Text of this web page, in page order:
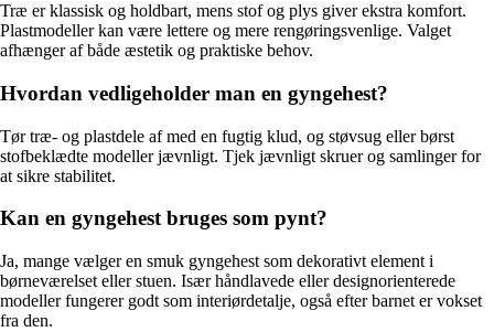
Træ er klassisk og holdbart, mens stof og plys giver ekstra komfort.
Plastmodeller kan være lettere og mere rengøringsvenlige. Valget
afhænger af både æstetik og praktiske behov.
Hvordan vedligeholder man en gyngehest?
Tør træ- og plastdele af med en fugtig klud, og støvsug eller børst
stofbeklædte modeller jævnligt. Tjek jævnligt skruer og samlinger for
at sikre stabilitet.
Kan en gyngehest bruges som pynt?
Ja, mange vælger en smuk gyngehest som dekorativt element i
børneværelset eller stuen. Især håndlavede eller designorienterede
modeller fungerer godt som interiørdetalje, også efter barnet er vokset
fra den.